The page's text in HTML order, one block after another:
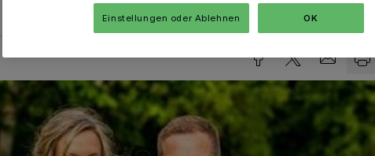
Einstellungen oder Ablehnen OK